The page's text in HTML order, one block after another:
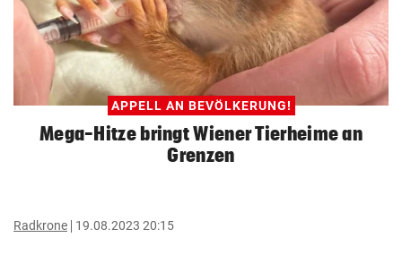
APPELL AN BEVÖLKERUNG!
Mega-Hitze bringt Wiener Tierheime an
Grenzen
Radkrone 19.08.2023 20:15